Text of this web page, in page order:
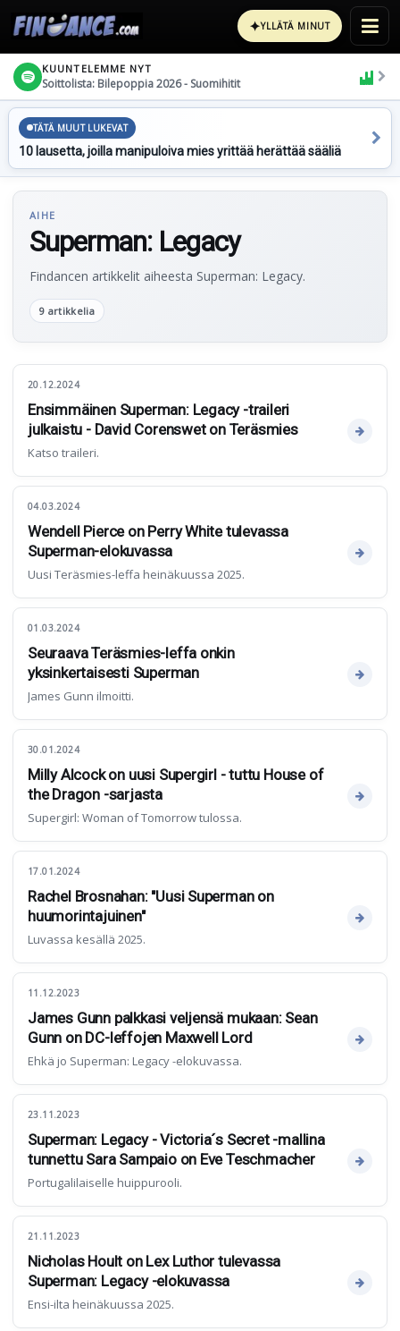
✦YLLÄTÄ MINUT
KUUNTELEMME NYT
Soittolista: Bilepoppia 2026 - Suomihitit
TÄTÄ MUUT LUKEVAT
10 lausetta, joilla manipuloiva mies yrittää herättää sääliä
AIHE
Superman: Legacy
Findancen artikkelit aiheesta Superman: Legacy.
9 artikkelia
20.12.2024
Ensimmäinen Superman: Legacy -traileri
julkaistu - David Corenswet on Teräsmies
Katso traileri.
04.03.2024
Wendell Pierce on Perry White tulevassa
Superman-elokuvassa
Uusi Teräsmies-leffa heinäkuussa 2025.
01.03.2024
Seuraava Teräsmies-leffa onkin
yksinkertaisesti Superman
James Gunn ilmoitti.
30.01.2024
Milly Alcock on uusi Supergirl - tuttu House of
the Dragon -sarjasta
Supergirl: Woman of Tomorrow tulossa.
17.01.2024
Rachel Brosnahan: "Uusi Superman on
huumorintajuinen"
Luvassa kesällä 2025.
11.12.2023
James Gunn palkkasi veljensä mukaan: Sean
Gunn on DC-leffojen Maxwell Lord
Ehkä jo Superman: Legacy -elokuvassa.
23.11.2023
Superman: Legacy - Victoria´s Secret -mallina
tunnettu Sara Sampaio on Eve Teschmacher
Portugalilaiselle huippurooli.
21.11.2023
Nicholas Hoult on Lex Luthor tulevassa
Superman: Legacy -elokuvassa
Ensi-ilta heinäkuussa 2025.